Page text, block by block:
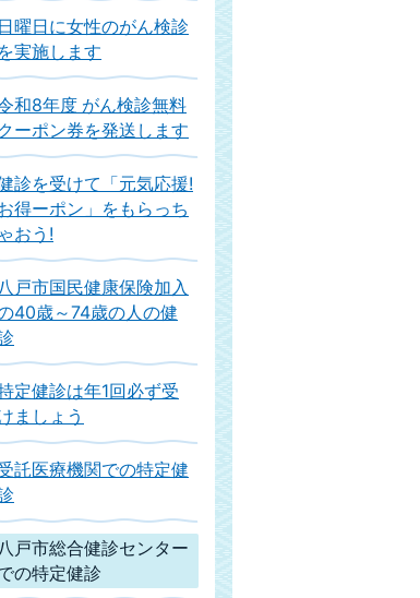
日曜日に女性のがん検診
を実施します
和8年度 がん検診無料
クーポン券を発送します
診を受けて「元気応援!
得ーポン」をもらっち
ゃおう!
八戸市国民健康保険加入
40歳～74歳の人の健
定健診は年1回必ず受
ましょう
託医療機関での特定健
八戸市総合健診センター
の特定健診